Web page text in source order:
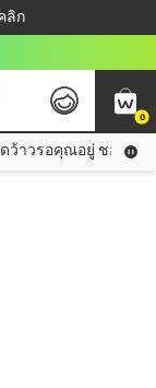
ลิก 🎉
0
าวรอคุณอยู่ ชอปคุ้มก